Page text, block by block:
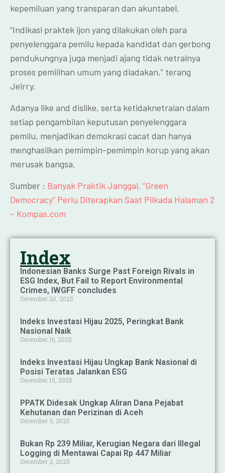
kepemiluan yang transparan dan akuntabel.
“Indikasi praktek ijon yang dilakukan oleh para
penyelenggara pemilu kepada kandidat dan gerbong
pendukungnya juga menjadi ajang tidak netralnya
proses pemilihan umum yang diadakan,” terang
Jeirry.
Adanya like and dislike, serta ketidaknetralan dalam
setiap pengambilan keputusan penyelenggara
pemilu, menjadikan demokrasi cacat dan hanya
menghasilkan pemimpin-pemimpin korup yang akan
merusak bangsa.
Sumber : Banyak Praktik Janggal, “Green
Democracy” Perlu Diterapkan Saat Pilkada Halaman 2
– Kompas.com
Index
Indonesian Banks Surge Past Foreign Rivals in
ESG Index, But Fail to Report Environmental
Crimes, IWGFF concludes
December 20, 2025
Indeks Investasi Hijau 2025, Peringkat Bank
Nasional Naik
December 16, 2025
Indeks Investasi Hijau Ungkap Bank Nasional di
Posisi Teratas Jalankan ESG
December 15, 2025
PPATK Didesak Ungkap Aliran Dana Pejabat
Kehutanan dan Perizinan di Aceh
December 3, 2025
Bukan Rp 239 Miliar, Kerugian Negara dari Illegal
Logging di Mentawai Capai Rp 447 Miliar
December 2, 2025